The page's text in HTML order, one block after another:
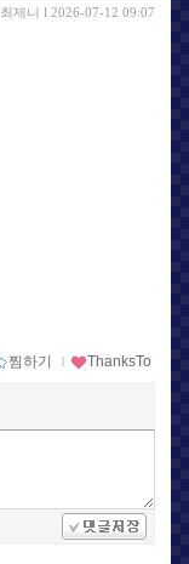
최제니 l 2026-07-12 09:07
찜하기 ｌ ThanksTo